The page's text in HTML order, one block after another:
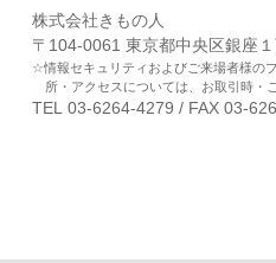
株式会社きもの人
〒104-0061 東京都中央区銀座
情報セキュリティおよびご来場者様の
所・アクセスについては、お取引時・
TEL 03-6264-4279 / FAX 03-